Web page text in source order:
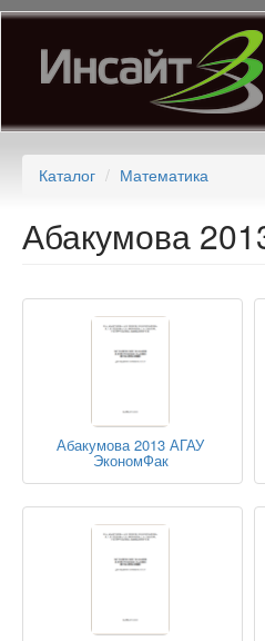
Перейти
основному
содержанию
Каталог Математика
Абакумова
Абакумова 2013 АГАУ
ЭкономФак